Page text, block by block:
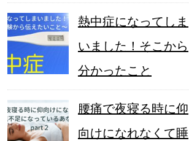
熱中症になってしま
いました！そこから
分かったこと
腰痛で夜寝る時に仰
向けになれなくて睡